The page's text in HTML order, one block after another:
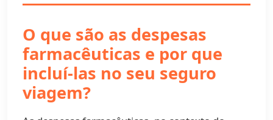
O que são as despesas
farmacêuticas e por que
incluí-las no seu seguro
viagem?